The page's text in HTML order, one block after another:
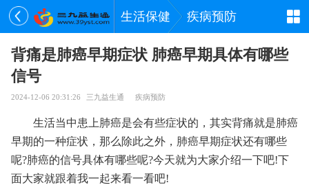
生活保健 疾病预防
背痛是肺癌早期症状 肺癌早期具体有哪些
信号
2024-12-06 20:31:26 三九益生通 疾病预防
生活当中患上肺癌是会有些症状的，其实背痛就是肺癌
早期的一种症状，那么除此之外，肺癌早期症状还有哪些
呢?肺癌的信号具体有哪些呢?今天就为大家介绍一下吧!下
面大家就跟着我一起来看一看吧!